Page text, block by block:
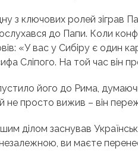
з ключових ролей зіграв
до Папи. Коли
«У вас у Сибіру є один
Сліпого. На той час він
його до Рима,
не просто вижив – він
ділом заснував
ви маєте